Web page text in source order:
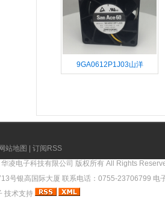
9GA0612P1J03山洋
网站地图
订阅RSS
华凌电子科技有限公司 版权所有 All Rights
号银高国际大厦 联系电话：0755-23706799 电
技术支持